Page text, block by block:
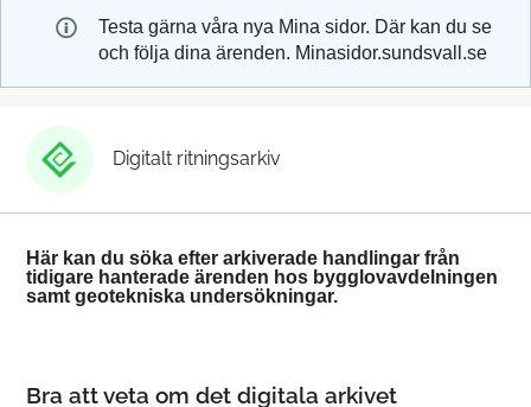
Testa gärna våra nya Mina sidor. Där kan du se
och följa dina ärenden. Minasidor.sundsvall.se
Digitalt ritningsarkiv
Här kan du söka efter arkiverade handlingar från
tidigare hanterade ärenden hos bygglovavdelningen
samt geotekniska undersökningar.
Bra att veta om det digitala arkivet